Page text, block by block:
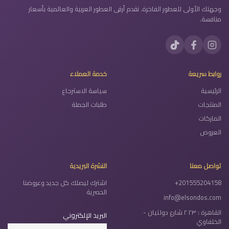
وجهتك الأولى للعطور الفاخرة. نقدم أرقى العطور العربية والعالمية بأسعار
منافسة.
روابط سريعة
الرئيسية
المنتجات
الماركات
العروض
خدمة العملاء
سياسة الاسترجاع
طلبات الجملة
تواصل معنا
+201555204158
info@elsondos.com
القاهرة : ٢٣ ٢ شارع دولتيان -
الخلفاوي
النشرة البريدية
اشترك ليصلك كل جديد وعروضنا
الحصرية
البريد الإلكتروني